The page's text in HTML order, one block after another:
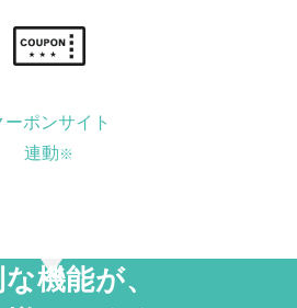
ーポンサイト
連動 ※
機能が、